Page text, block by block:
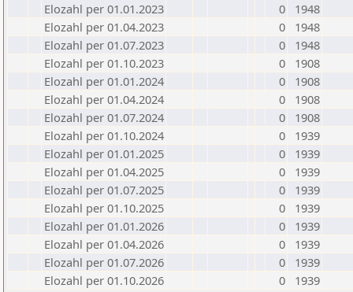
Elozahl per 01.01.2023
0
1948
Elozahl per 01.04.2023
0
1948
Elozahl per 01.07.2023
0
1948
Elozahl per 01.10.2023
0
1908
Elozahl per 01.01.2024
0
1908
Elozahl per 01.04.2024
0
1908
Elozahl per 01.07.2024
0
1908
Elozahl per 01.10.2024
0
1939
Elozahl per 01.01.2025
0
1939
Elozahl per 01.04.2025
0
1939
Elozahl per 01.07.2025
0
1939
Elozahl per 01.10.2025
0
1939
Elozahl per 01.01.2026
0
1939
Elozahl per 01.04.2026
0
1939
Elozahl per 01.07.2026
0
1939
Elozahl per 01.10.2026
0 1939